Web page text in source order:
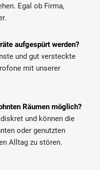
Egal ob Firma,
aufgespürt werden?
und gut versteckte
mit unserer
Räumen möglich?
und können die
oder genutzten
Alltag zu stören.